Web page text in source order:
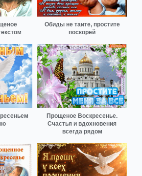
Обиды не таите, простите
поскорей
Прощеное Воскресенье.
Счастья и вдохновения
всегда рядом